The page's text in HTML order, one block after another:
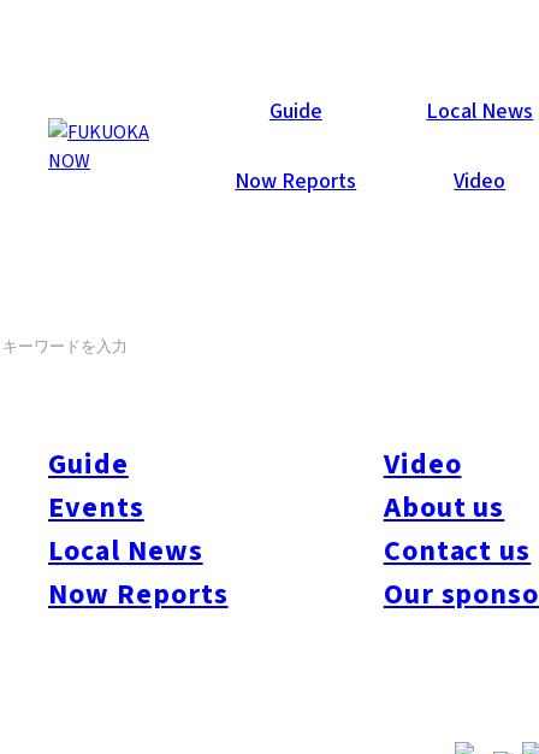
Guide Local News
Now Reports Video
Guide
Events
Local News
Now Reports
Video
About us
Contact us
Our
Events
ら忘れられないポップなメロディが魅力の彼の曲は、NHKフ
ランス語講座のテーマ曲として起用されたことも。客席とステ
ージの距離が程よい会場でのテテのソロライブをお楽しみに。